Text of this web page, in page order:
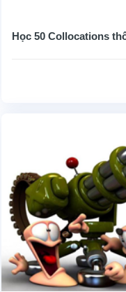
Học 50 Collocations